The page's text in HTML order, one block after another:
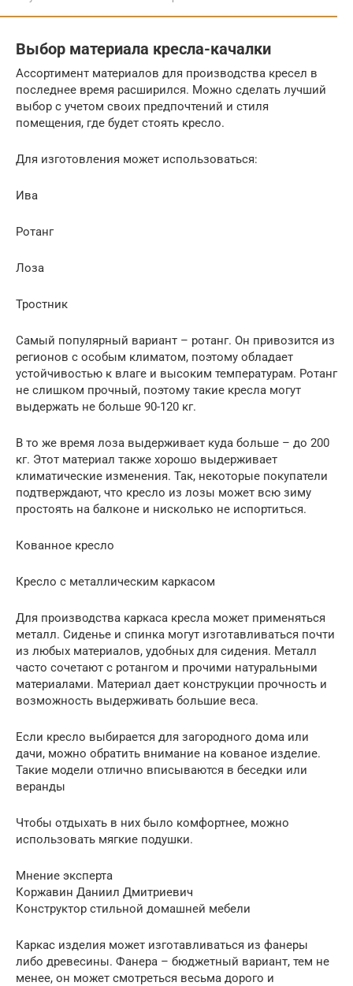
Выбор материала кресла-качалки
Ассортимент материалов для производства кресел в
последнее время расширился. Можно сделать лучший
выбор с учетом своих предпочтений и стиля
помещения, где будет стоять кресло.
Для изготовления может использоваться:
Ива
Ротанг
Лоза
Тростник
Самый популярный вариант – ротанг. Он привозится из
регионов с особым климатом, поэтому обладает
устойчивостью к влаге и высоким температурам. Ротанг
не слишком прочный, поэтому такие кресла могут
выдержать не больше 90-120 кг.
В то же время лоза выдерживает куда больше – до 200
кг. Этот материал также хорошо выдерживает
климатические изменения. Так, некоторые покупатели
подтверждают, что кресло из лозы может всю зиму
простоять на балконе и нисколько не испортиться.
Кованное кресло
Кресло с металлическим каркасом
Для производства каркаса кресла может применяться
металл. Сиденье и спинка могут изготавливаться почти
из любых материалов, удобных для сидения. Металл
часто сочетают с ротангом и прочими натуральными
материалами. Материал дает конструкции прочность и
возможность выдерживать большие веса.
Если кресло выбирается для загородного дома или
дачи, можно обратить внимание на кованое изделие.
Такие модели отлично вписываются в беседки или
веранды
Чтобы отдыхать в них было комфортнее, можно
использовать мягкие подушки.
Мнение эксперта
Коржавин Даниил Дмитриевич
Конструктор стильной домашней мебели
Каркас изделия может изготавливаться из фанеры
либо древесины. Фанера – бюджетный вариант, тем не
менее, он может смотреться весьма дорого и